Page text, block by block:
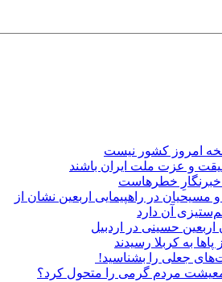
امروز کشور نیست
و عزت ملت ایران باشند
خبرنگارِ خطرهاست
در راهپیمایی اربعین نشان از
آن دارد
اربعین حسینی در اردبیل
پاها به کربلا رسیدند
جعلی را بشناسید!
معیشت مردم گرمی را متحول کرد؟